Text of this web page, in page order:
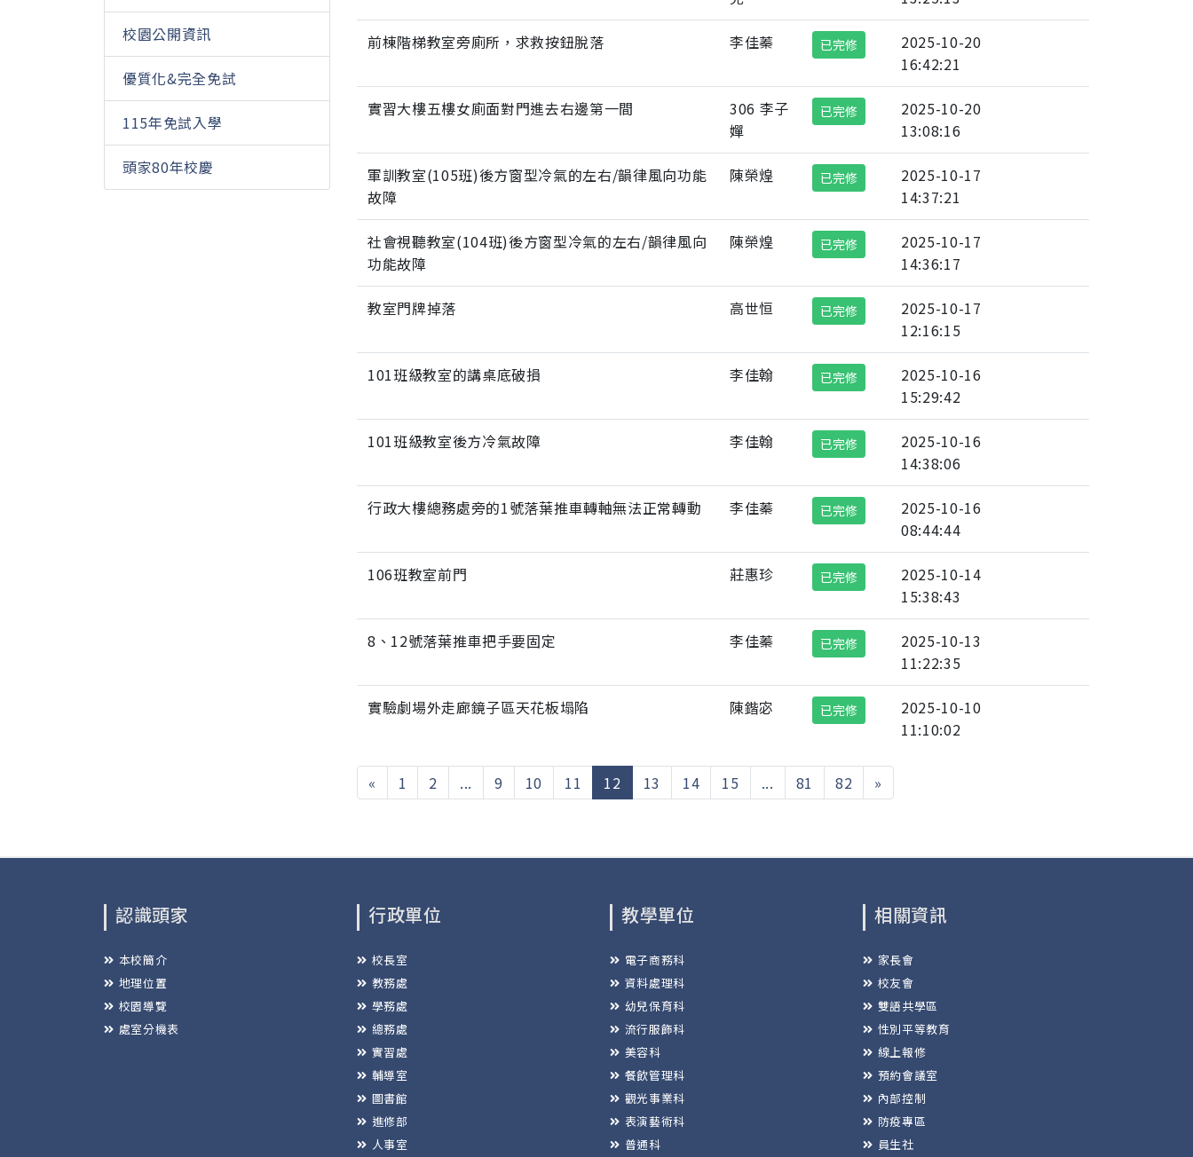
校園公開資訊
優質化&完全免試
115年免試入學
頭家80年校慶
前棟階梯教室旁廁所，求救按鈕脫落 李佳蓁 已完修
2025-10-20
16:42:21
實習大樓五樓女廁面對門進去右邊第一間
306 李子
嬋
已完修
2025-10-20
13:08:16
軍訓教室(105班)後方窗型冷氣的左右/韻律風向功能
故障
陳榮煌 已完修
2025-10-17
14:37:21
社會視聽教室(104班)後方窗型冷氣的左右/韻律風向
功能故障
陳榮煌 已完修
2025-10-17
14:36:17
教室門牌掉落 高世恒 已完修
2025-10-17
12:16:15
101班級教室的講桌底破損 李佳翰 已完修
2025-10-16
15:29:42
101班級教室後方冷氣故障 李佳翰 已完修
2025-10-16
14:38:06
行政大樓總務處旁的1號落葉推車轉軸無法正常轉動 李佳蓁 已完修
2025-10-16
08:44:44
106班教室前門 莊惠珍 已完修
2025-10-14
15:38:43
8、12號落葉推車把手要固定 李佳蓁 已完修
2025-10-13
11:22:35
實驗劇場外走廊鏡子區天花板塌陷 陳鍇宓 已完修
2025-10-10
11:10:02
« 1 2 ... 9 10 11 12 (current)
13 14 15 ... 81 82 »
認識頭家
本校簡介
地理位置
校園導覽
處室分機表
行政單位
校長室
教務處
學務處
總務處
實習處
輔導室
圖書館
進修部
人事室
教學單位
電子商務科
資料處理科
幼兒保育科
流行服飾科
美容科
餐飲管理科
觀光事業科
表演藝術科
普通科
相關資訊
家長會
校友會
雙語共學區
性別平等教育
線上報修
預約會議室
內部控制
防疫專區
員生社